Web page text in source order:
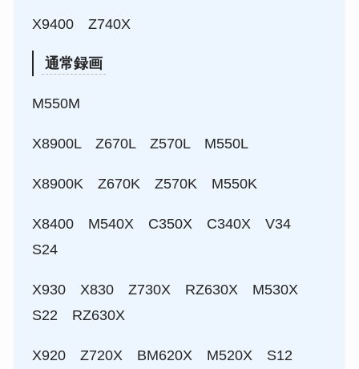
X9400 Z740X
通常録画
M550M
X8900L Z670L Z570L M550L
X8900K Z670K Z570K M550K
X8400 M540X C350X C340X V34
S24
X930 X830 Z730X RZ630X M530X
S22 RZ630X
X920 Z720X BM620X M520X S12